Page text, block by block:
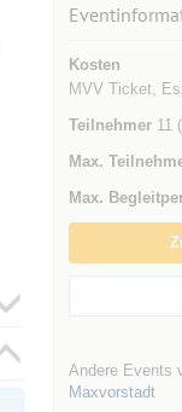
Kosten
MVV Ticket,
Teilnehmer11
Max.
Max.
Andere Events
Maxvorstadt